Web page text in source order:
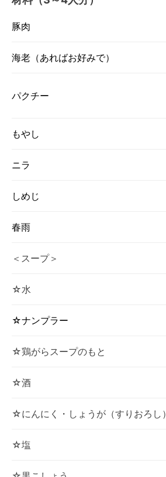
豚肉
海老（あればお好みで）
パクチー
もやし
ニラ
しめじ
春雨
＜スープ＞
☆水
☆ナンプラー
☆鶏がらスープのもと
☆酒
☆にんにく・しょうが（すりおろし）
☆塩